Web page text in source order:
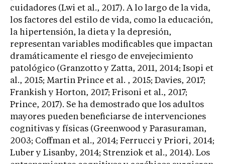
cuidadores (Lwi et al., 2017). A lo largo de la vida,
los factores del estilo de vida, como la educación,
la hipertensión, la dieta y la depresión,
representan variables modificables que impactan
dramáticamente el riesgo de envejecimiento
patológico (Granzotto y Zatta, 2011, 2014; Isopi et
al., 2015; Martin Prince et al. , 2015; Davies, 2017;
Frankish y Horton, 2017; Frisoni et al., 2017;
Prince, 2017). Se ha demostrado que los adultos
mayores pueden beneficiarse de intervenciones
cognitivas y físicas (Greenwood y Parasuraman,
2003; Coffman et al., 2014; Ferrucci y Priori, 2014;
Luber y Lisanby, 2014; Strenziok et al., 2014). Los